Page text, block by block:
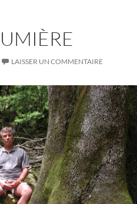
LAISSER UN COMMENTAIRE